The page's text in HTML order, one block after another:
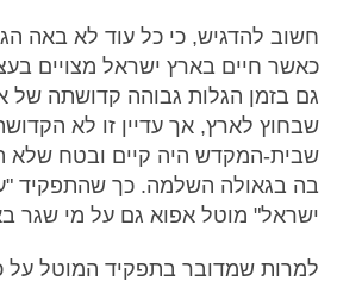
חשוב להדגיש, כי כל עוד לא באה
כאשר חיים בארץ ישראל מצויים
גם בזמן הגלות גבוהה קדושתה של
שבחוץ לארץ, אך עדיין זו לא
שבית-המקדש היה קיים ובטח שלא
בה בגאולה השלמה. כך שהתפקיד
ישראל" מוטל אפוא גם על מי שגר
למרות שמדובר בתפקיד המוטל על